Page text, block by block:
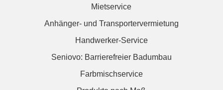
Mietservice
Anhänger- und Transportervermietung
Handwerker-Service
Seniovo: Barrierefreier Badumbau
Farbmischservice